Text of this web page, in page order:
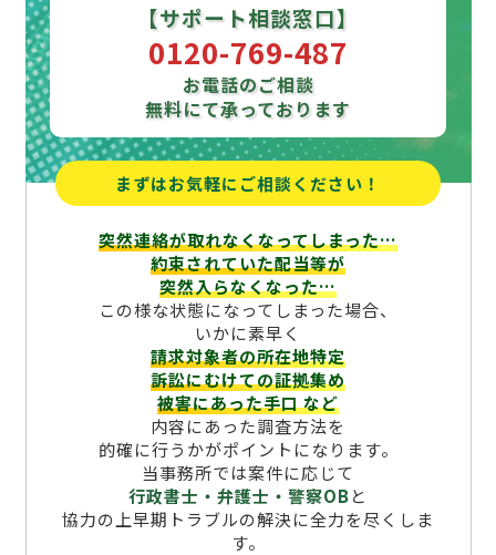
【サポート相談窓口】
0120-769-487
お電話のご相談
無料にて承っております
まずはお気軽にご相談ください！
突然連絡が取れなくなってしまった…
約束されていた配当等が
突然入らなくなった…
この様な状態になってしまった場合、
いかに素早く
請求対象者の所在地特定
訴訟にむけての証拠集め
被害にあった手口など
内容にあった調査方法を
的確に行うかがポイントになります。
当事務所では案件に応じて
行政書士・弁護士・警察OBと
協力の上早期トラブルの解決に全力を尽くしま
す。